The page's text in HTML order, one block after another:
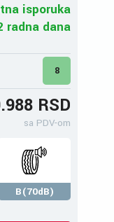
isporuka
radna dana
8
RSD
sa PDV-om
B(70dB)